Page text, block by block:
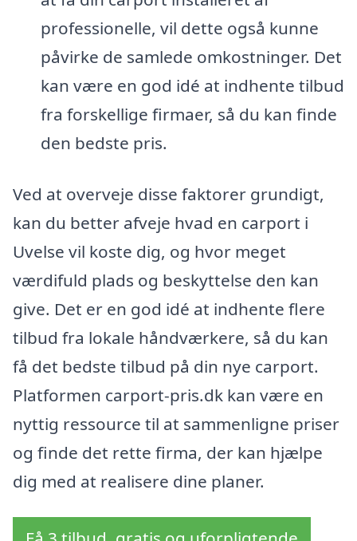
professionelle, vil dette også kunne
påvirke de samlede omkostninger. Det
kan være en god idé at indhente tilbud
fra forskellige firmaer, så du kan finde
den bedste pris.
Ved at overveje disse faktorer grundigt,
kan du better afveje hvad en carport i
Uvelse vil koste dig, og hvor meget
værdifuld plads og beskyttelse den kan
give. Det er en god idé at indhente flere
tilbud fra lokale håndværkere, så du kan
få det bedste tilbud på din nye carport.
Platformen carport-pris.dk kan være en
nyttig ressource til at sammenligne priser
og finde det rette firma, der kan hjælpe
dig med at realisere dine planer.